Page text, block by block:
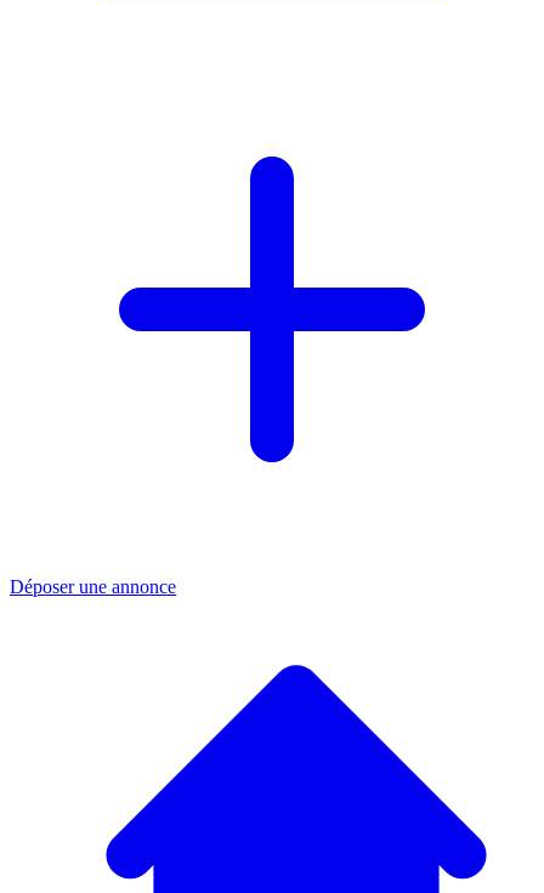
Déposer une annonce